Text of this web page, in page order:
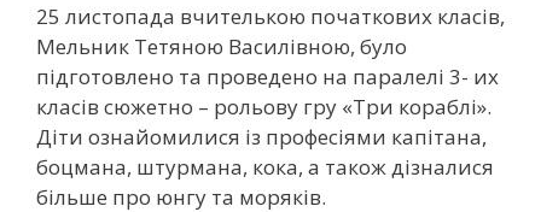
25 листопада вчителькою початкових класів,
Мельник Тетяною Василівною, було
підготовлено та проведено на паралелі 3- их
класів сюжетно – рольову гру «Три кораблі».
Діти ознайомилися із професіями капітана,
боцмана, штурмана, кока, а також дізналися
більше про юнгу та моряків.